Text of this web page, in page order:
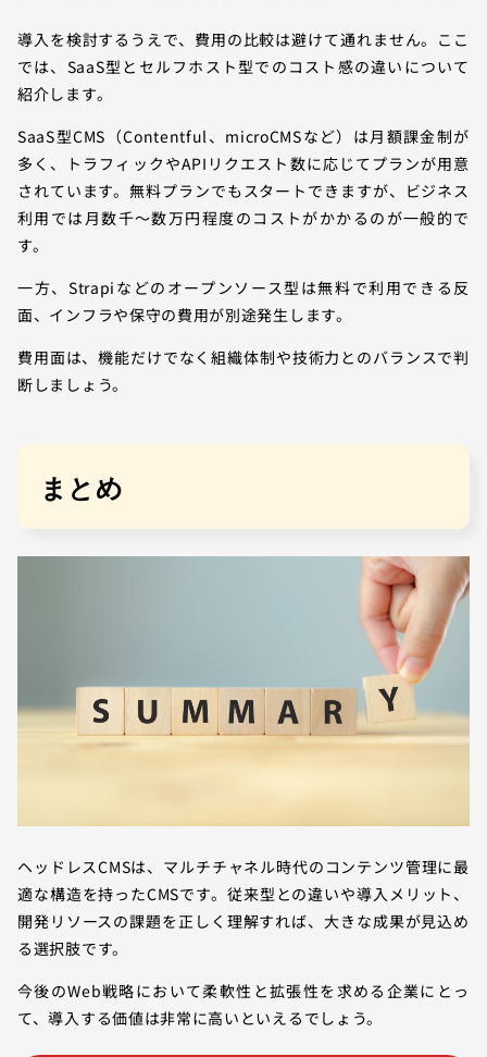
導入を検討するうえで、費用の比較は避けて通れません。ここ
では、SaaS型とセルフホスト型でのコスト感の違いについて
紹介します。
SaaS型CMS（Contentful、microCMSなど）は月額課金制が
多く、トラフィックやAPIリクエスト数に応じてプランが用意
されています。無料プランでもスタートできますが、ビジネス
利用では月数千〜数万円程度のコストがかかるのが一般的で
す。
一方、Strapiなどのオープンソース型は無料で利用できる反
面、インフラや保守の費用が別途発生します。
費用面は、機能だけでなく組織体制や技術力とのバランスで判
断しましょう。
まとめ
ヘッドレスCMSは、マルチチャネル時代のコンテンツ管理に最
適な構造を持ったCMSです。従来型との違いや導入メリット、
開発リソースの課題を正しく理解すれば、大きな成果が見込め
る選択肢です。
今後のWeb戦略において柔軟性と拡張性を求める企業にとっ
て、導入する価値は非常に高いといえるでしょう。